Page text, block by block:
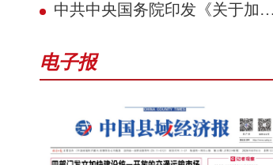
中共中央国务院印发《关于加强新时代社会工作的意见》
电子报